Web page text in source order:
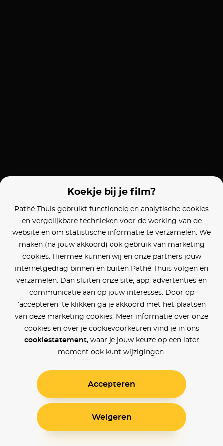
Koekje bij je film?
Pathé Thuis gebruikt functionele en analytische cookies
en vergelijkbare technieken voor de werking van de
website en om statistische informatie te verzamelen. We
maken (na jouw akkoord) ook gebruik van marketing
cookies. Hiermee kunnen wij en onze partners jouw
internetgedrag binnen en buiten Pathé Thuis volgen en
verzamelen. Dan sluiten onze site, app, advertenties en
communicatie aan op jouw interesses. Door op
‘accepteren’ te klikken ga je akkoord met het plaatsen
van deze marketing cookies. Meer informatie over onze
cookies en over je cookievoorkeuren vind je in ons
cookiestatement, waar je jouw keuze op een later
moment ook kunt wijzigingen.
Accepteren
Weigeren